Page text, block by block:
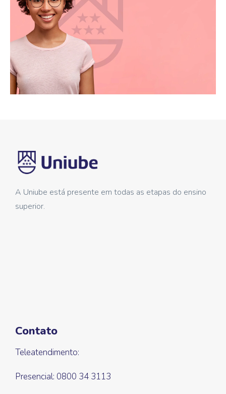
A Uniube está presente em todas as etapas do ensino
superior.
Contato
Teleatendimento:
Presencial: 0800 34 3113